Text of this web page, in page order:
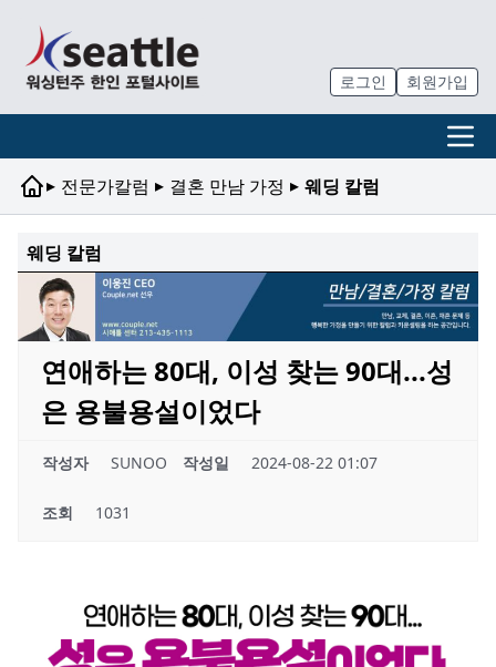
로그인 회원가입
▸ 전문가칼럼 ▸ 결혼 만남 가정 ▸ 웨딩 칼럼
웨딩 칼럼
연애하는 80대, 이성 찾는 90대...성
은 용불용설이었다
작성자 SUNOO 작성일 2024-08-22 01:07
조회 1031